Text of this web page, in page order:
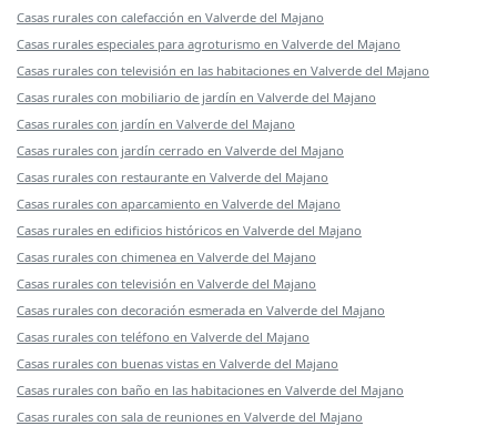
Casas rurales con calefacción en Valverde del Majano
Casas rurales especiales para agroturismo en Valverde del Majano
Casas rurales con televisión en las habitaciones en Valverde del Majano
Casas rurales con mobiliario de jardín en Valverde del Majano
Casas rurales con jardín en Valverde del Majano
Casas rurales con jardín cerrado en Valverde del Majano
Casas rurales con restaurante en Valverde del Majano
Casas rurales con aparcamiento en Valverde del Majano
Casas rurales en edificios históricos en Valverde del Majano
Casas rurales con chimenea en Valverde del Majano
Casas rurales con televisión en Valverde del Majano
Casas rurales con decoración esmerada en Valverde del Majano
Casas rurales con teléfono en Valverde del Majano
Casas rurales con buenas vistas en Valverde del Majano
Casas rurales con baño en las habitaciones en Valverde del Majano
Casas rurales con sala de reuniones en Valverde del Majano